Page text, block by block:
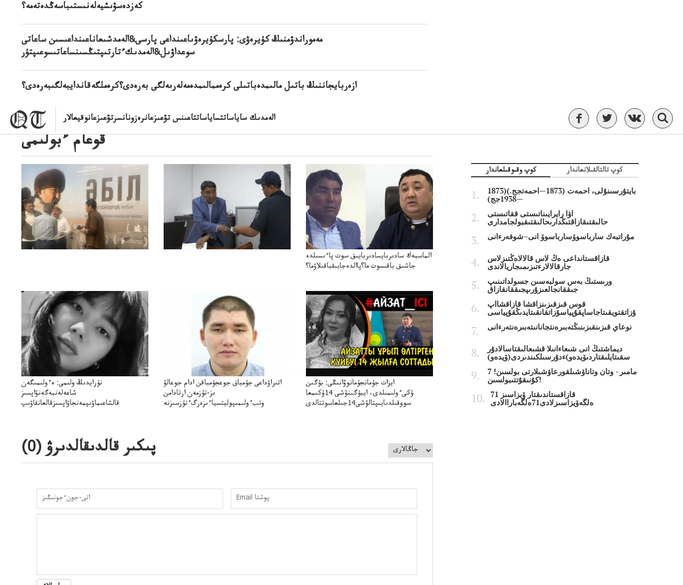
الەمدىك ساياساتتساياساتتاعىنس تۋعىزعانرەزونانسرتۋعىزعانوقيعالار
كەزدەسۋىشيەلەنىستىباسەڭدەتەمە؟
مەموراندۋمنىڭ كۇيرەۋى: پارسكۇيرەۋىاعىنداعى پارسى&الەمدشىعاناعىنداعىسىن ساعاتى
سوعداۋىل&الەمدىكءتارتىپتىڭسىنساعاتىسوعىپتۇر
ازەربايجاننىڭ باتىل مالىمدەباتىلى كرەممالىمدەمەلەرىەلگى بەرەدى؟كرەملگەقاندايبەلگىبەرەدى؟
قوعام ءبولىمى
الماسبەك سادىربايسادىربايىق سوت پاءىسىلدە
جاشىق باقىسوت ما؟پاالدەجابىقباقىلاۋما؟
نۇرايدىڭ ولىمى: ەءولىمىگەن
شاعەلەنبەگەنۋاپسىز
قالشاعىماۋىپمەنجاۋاپسىزقالعانقاۋىپ
اتىراۋداعى جۇمباق جوعجۇمباقن ادام جوعالۋ
ىز-تۇزمەن ارتادامن
وتبءولىمىپوليتسياءىزەرگءتۇزسىزنە
ايزات جۇمانجۇمانوۆانىڭى: بۇگىن
ۇكىءولىمىلدى، ايبۇگىنۋشى 14ۇكىمعا
سووقىلدىايىپتالۋشى14جىلعاسوتتالدى
پىكىر قالدىقالدىرۋ (0
)
كوپ وقىوقىلعاندار كوپ تالتالقىلانعاندار
بايتۇرسىنۇلى، احمەت (1873—احمەتجج.)(1873
—1938جج)
اۋا رايرايىناتىستى ققاتىستى
حالىقتىقازاقتىڭدارىحالىقتىقبولجامدارى
مۇراتبەك سارباسوۆسارباسوۆ انى–شوفەرءانى
قازاقستانداعى ەڭ لاس قالالاەڭتىزلاس
جارقالالارءتىزىمىجاريالاندى
ورىستىڭ بەس سولبەسىن جسولداتىنىپ
جىققانجالعىزۇرىپجىققانقازاق
قوس قىزقىزىنزاقشا قازاقشااپ
ۇزاتقتويقىتاجاساپقۇپياسۇزاتقانقىتايدىڭقۇپياسى
نوعاي قىزىنقىزىنىڭتەبىرەنتجانانىتەبىرەنتەرءانى
ديماشتىڭ انى شىعاءانىلا قشىعالىقتاسالادۇر
سقىتايلىقتاردىۆيدەو)ءدۇرسىلكىندىردى(ۆيدەو)
7 مامىر - وتان وتاناۋشىلقورعاۋشىلارتى بولسىن!
كۇنىقۇتتىبولسىن!
قازاقستاندىقتار ۆيزاسىز 71
ەلگەۆيزاسىزلادى71ەلگەباراالادى